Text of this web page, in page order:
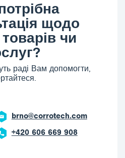
щодо
чи
раді Вам допомогти,
brno@corrotech.com
+420 606 669 908